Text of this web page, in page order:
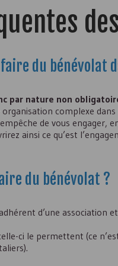
du bénévolat
par nature non
complexe
de vous
ainsi ce qu’est
du bénévolat ?
d’une association
ci le permettent (ce